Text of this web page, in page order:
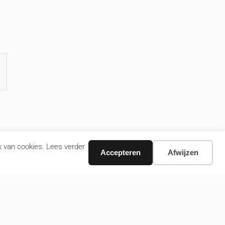
van cookies. Lees verder
Accepteren Afwijzen